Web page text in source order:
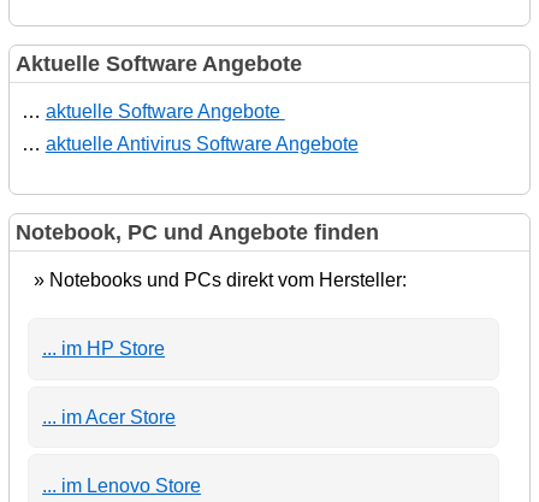
Aktuelle Software Angebote
… aktuelle Software Angebote
… aktuelle Antivirus Software Angebote
Notebook, PC und Angebote finden
» Notebooks und PCs direkt vom Hersteller:
... im HP Store
... im Acer Store
... im Lenovo Store